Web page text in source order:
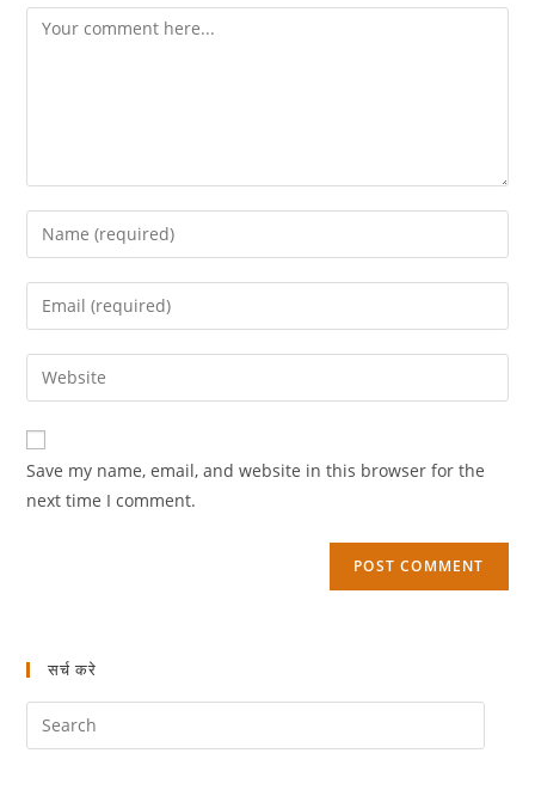
Save my name, email, and website in this browser for the
next time I comment.
सर्च करे